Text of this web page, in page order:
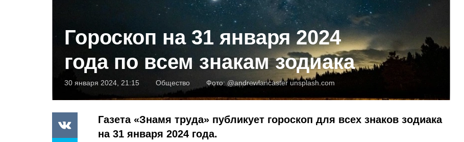
Гороскоп на 31 января 2024
года по всем знакам зодиака
30 января 2024, 21:15 Общество Фото: @andrewlancaster unsplash.com
Газета «Знамя труда» публикует гороскоп для всех знаков зодиака
на 31 января 2024 года.